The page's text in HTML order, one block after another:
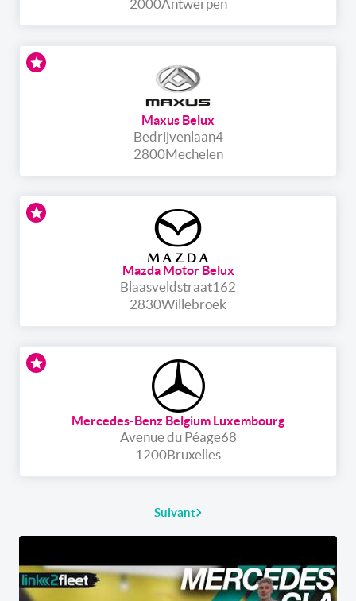
2000Antwerpen
Maxus Belux
Bedrijvenlaan4
2800Mechelen
Mazda Motor Belux
Blaasveldstraat162
2830Willebroek
Mercedes-Benz Belgium Luxembourg
Avenue du Péage68
1200Bruxelles
Suivant